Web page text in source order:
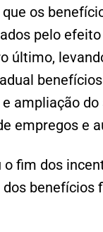
os
pelo
último,
ampliação
empregos e
fim dos
benefícios